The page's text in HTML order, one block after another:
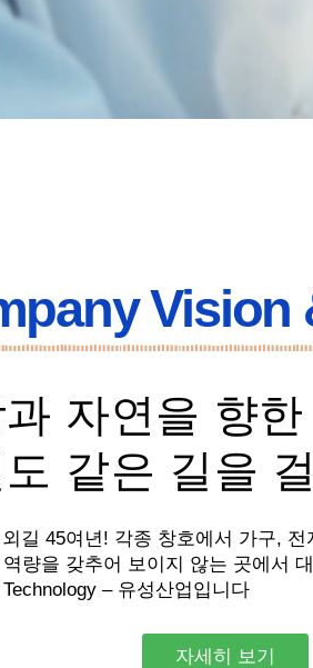
Vision
자연을 향
같은 길을
길 45여년! 각종 창호에서 가구, 전
량을 갖추어 보이지 않는 곳에서
– 유성산업입니다
자세히 보기